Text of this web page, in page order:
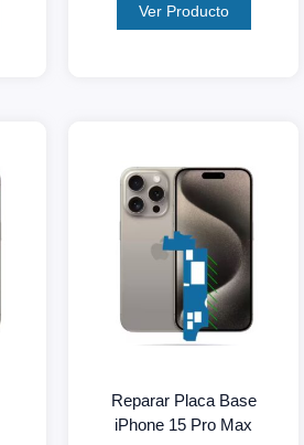
Ver Producto
Reparar Placa Base
iPhone 15 Pro Max